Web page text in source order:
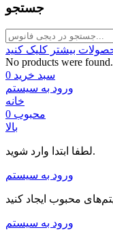
جستجو
No products were found.
سبد خرید 0
ورود به سیستم
خانه
محبوب 0
بالا
لطفا ابتدا وارد شوید.
ورود به سیستم
ورود به سیستم